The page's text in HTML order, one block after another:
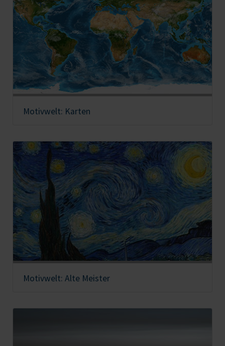
Motivwelt: Karten
Motivwelt: Alte Meister